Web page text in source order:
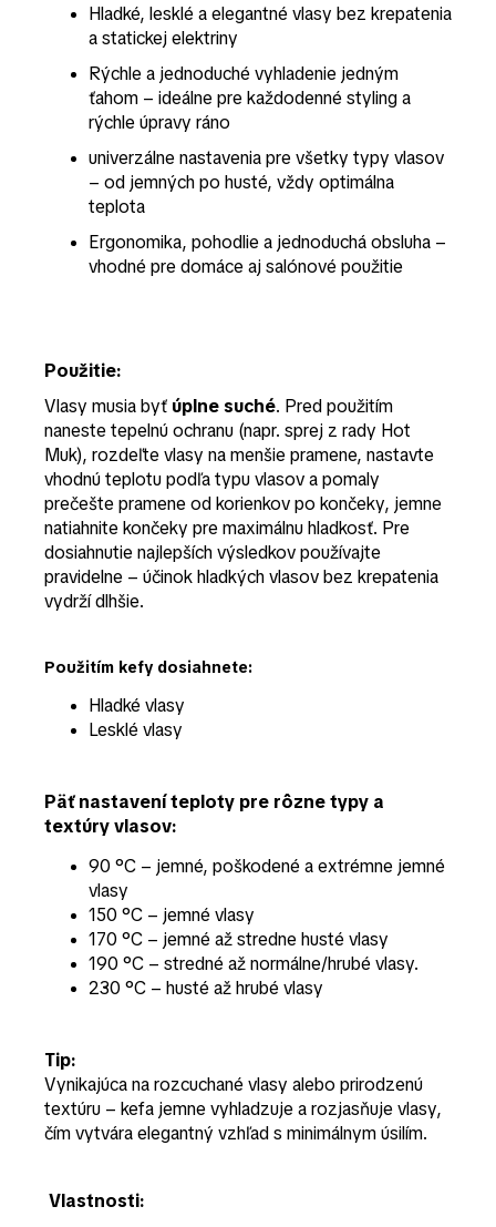
Hladké, lesklé a elegantné vlasy bez krepatenia
a statickej elektriny
Rýchle a jednoduché vyhladenie jedným
ťahom – ideálne pre každodenné styling a
rýchle úpravy ráno
univerzálne nastavenia pre všetky typy vlasov
– od jemných po husté, vždy optimálna
teplota
Ergonomika, pohodlie a jednoduchá obsluha –
vhodné pre domáce aj salónové použitie
Použitie:
Vlasy musia byť úplne suché. Pred použitím
naneste tepelnú ochranu (napr. sprej z rady Hot
Muk), rozdeľte vlasy na menšie pramene, nastavte
vhodnú teplotu podľa typu vlasov a pomaly
prečešte pramene od korienkov po končeky, jemne
natiahnite končeky pre maximálnu hladkosť. Pre
dosiahnutie najlepších výsledkov používajte
pravidelne – účinok hladkých vlasov bez krepatenia
vydrží dlhšie.
Použitím kefy dosiahnete:
Hladké vlasy
Lesklé vlasy
Päť nastavení teploty pre rôzne typy a
textúry vlasov:
90 °C – jemné, poškodené a extrémne jemné
vlasy
150 °C – jemné vlasy
170 °C – jemné až stredne husté vlasy
190 °C – stredné až normálne/hrubé vlasy.
230 °C – husté až hrubé vlasy
Tip:
Vynikajúca na rozcuchané vlasy alebo prirodzenú
textúru – kefa jemne vyhladzuje a rozjasňuje vlasy,
čím vytvára elegantný vzhľad s minimálnym úsilím.
Vlastnosti: